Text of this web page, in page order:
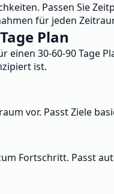
Passen Sie
für jeden
Plan
30-60-90 Tage
ist.
vor. Passt Ziele
Fortschritt. Passt